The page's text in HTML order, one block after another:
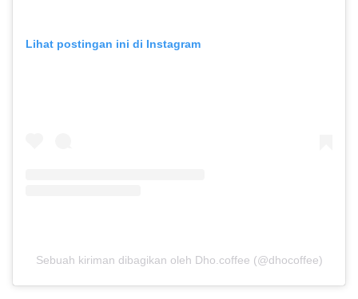
Lihat postingan ini di Instagram
Sebuah kiriman dibagikan oleh Dho.coffee (@dhocoffee)